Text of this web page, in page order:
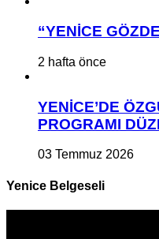
“YENİCE
2 hafta önce
YENİCE’DE
PROGRAMI
03 Temmuz 2026
Yenice Belgeseli